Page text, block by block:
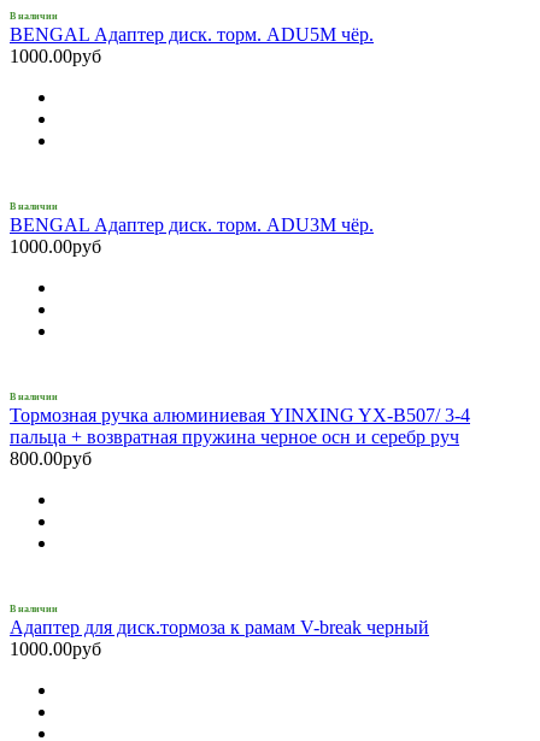
В наличии
BENGAL Адаптер диск. торм. ADU5M чёр.
1000.00руб
В наличии
BENGAL Адаптер диск. торм. ADU3M чёр.
1000.00руб
В наличии
Тормозная ручка алюминиевая YINXING YX-B507/ 3-4
пальца + возвратная пружина черное осн и серебр руч
800.00руб
В наличии
Адаптер для диск.тормоза к рамам V-break черный
1000.00руб